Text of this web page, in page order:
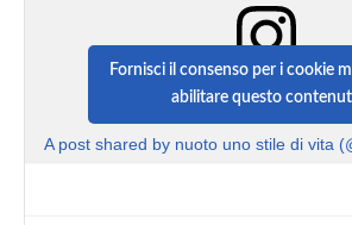
Fornisci il consenso per i cookie
abilitare questo